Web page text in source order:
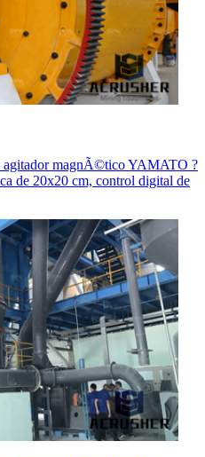
agitador magnÃ©tico YAMATO ?
de 20x20 cm, control digital de